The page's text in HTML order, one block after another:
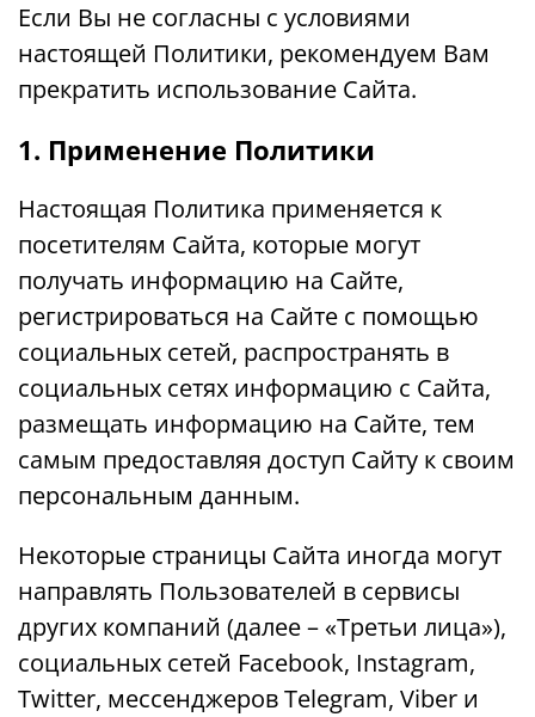
Если Вы не согласны с условиями
настоящей Политики, рекомендуем Вам
прекратить использование Сайта.
1. Применение Политики
Настоящая Политика применяется к
посетителям Сайта, которые могут
получать информацию на Сайте,
регистрироваться на Сайте с помощью
социальных сетей, распространять в
социальных сетях информацию с Сайта,
размещать информацию на Сайте, тем
самым предоставляя доступ Сайту к своим
персональным данным.
Некоторые страницы Сайта иногда могут
направлять Пользователей в сервисы
других компаний (далее – «Третьи лица»),
социальных сетей Facebook, Instagram,
Twitter, мессенджеров Telegram, Viber и